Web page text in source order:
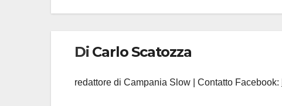
Di Carlo Scatozza
redattore di Campania Slow | Contatto Facebook: